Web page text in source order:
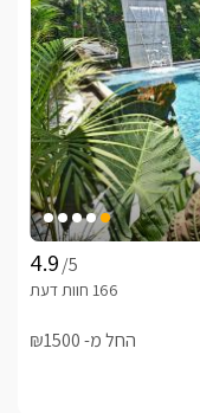
/5
החל מ- ₪1500